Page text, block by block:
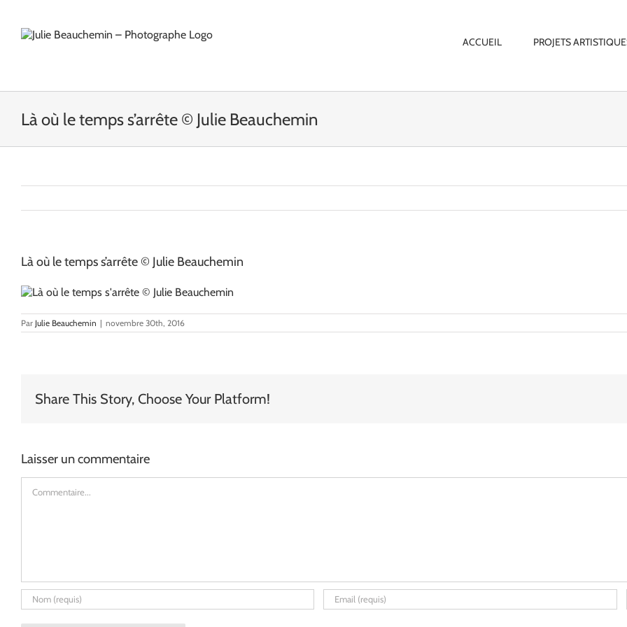
contenu
ACCUEIL PROJETS
Là où le temps s’arrête © Julie Beauchemin
Là où le temps s’arrête © Julie Beauchemin
Par Julie Beauchemin | novembre 30th, 2016
Share This Story, Choose Your Platform!
Laisser un commentaire